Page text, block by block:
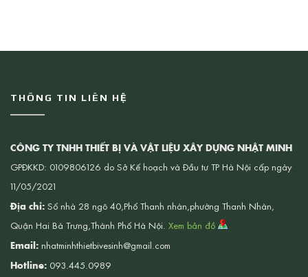
THÔNG TIN LIÊN HỆ
CÔNG TY TNHH THIẾT BỊ VÀ VẬT LIỆU XÂY DỰNG NHẬT MINH
GPĐKKD: 0109806126 do Sở Kế hoạch và Đầu tư TP Hà Nội cấp ngày
11/05/2021
Địa chỉ: Số nhà 28 ngõ 40,Phố Thanh nhàn,phường Thanh Nhàn,
Quận Hai Bà Trưng,Thành Phố Hà Nội. Xem bản đồ
Email: nhatminhthietbivesinh@gmail.com
Hotline: 093.445.0989